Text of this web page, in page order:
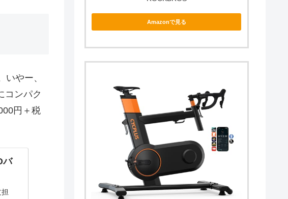
やー、
コンパク
円＋税
バ
Amazonで見る